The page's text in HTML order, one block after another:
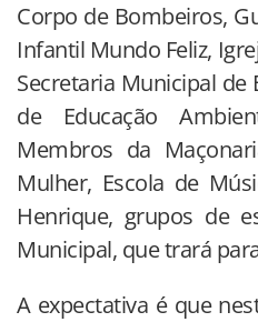
Corpo de Bombeiros,
Infantil Mundo Feliz,
Secretaria Municipal de
de Educação
Membros da
Mulher, Escola de
Henrique, grupos de
Municipal, que trará
A expectativa é que